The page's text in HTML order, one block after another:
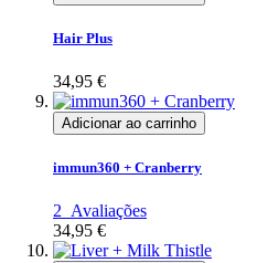
Hair Plus
34,95 €
Adicionar ao carrinho
immun360 + Cranberry
2 Avaliações
34,95 €